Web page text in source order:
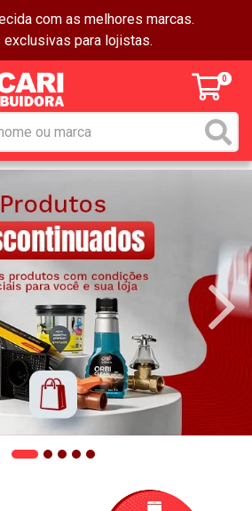
com as melhores marcas.
exclusivas para lojistas.
0